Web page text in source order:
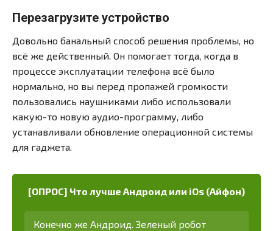
Перезагрузите устройство
Довольно банальный способ решения проблемы, но
всё же действенный. Он помогает тогда, когда в
процессе эксплуатации телефона всё было
нормально, но вы перед пропажей громкости
пользовались наушниками либо использовали
какую-то новую аудио-программу, либо
устанавливали обновление операционной системы
для гаджета.
[ОПРОС] Что лучше Андроид или iOs (Айфон)
Конечно же Андроид. Зеленый робот